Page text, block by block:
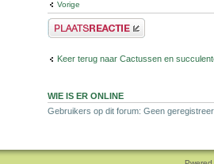
Vorige
Plaats een reactie
Keer terug naar Cactussen en
WIE IS ER ONLINE
Gebruikers op dit forum: Geen